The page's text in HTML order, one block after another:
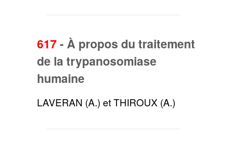
617-À propos du traitement
de la trypanosomiase
humaine
LAVERAN (A.) et THIROUX (A.)